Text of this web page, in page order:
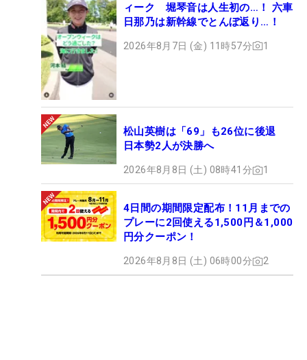
ィーク 堀琴音は人生初の…！ 六車
日那乃は新幹線でとんぼ返り…！
2026年8月7日 (金) 11時57分 1
松山英樹は「69」も26位に後退
日本勢2人が決勝へ
2026年8月8日 (土) 08時41分 1
4日間の期間限定配布！11月までの
プレーに2回使える1,500円＆1,000
円分クーポン！
2026年8月8日 (土) 06時00分 2